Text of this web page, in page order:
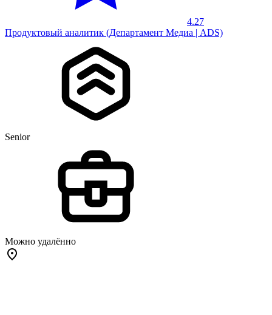
4.27
Продуктовый аналитик (Департамент Медиа | ADS)
Senior
Можно удалённо